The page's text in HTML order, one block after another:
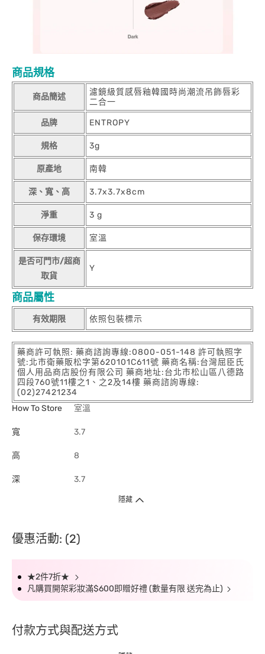
商品規格
商品簡述
濾鏡級質感唇釉韓國時尚潮流吊飾唇彩
二合一
品牌 ENTROPY
規格 3g
原產地 南韓
深、寬、高 3.7x3.7x8cm
淨重 3 g
保存環境 室溫
是否可門市/超商
取貨
Y
商品屬性
有效期限 依照包裝標示
藥商許可執照: 藥商諮詢專線:0800-051-148 許可執照字
號:北市衛藥販松字第620101C611號 藥商名稱:台灣屈臣氏
個人用品商店股份有限公司 藥商地址:台北市松山區八德路
四段760號11樓之1、之2及14樓 藥商諮詢專線:
(02)27421234
How To Store
室溫
寬 3.7
高 8
深 3.7
隱藏
優惠活動: (2)
★2件7折★
凡購買開架彩妝滿$600即贈好禮 (數量有限 送完為止)
付款方式與配送方式